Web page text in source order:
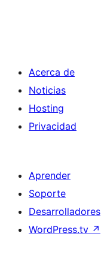
Acerca de
Noticias
Hosting
Privacidad
Aprender
Soporte
Desarrolladores
WordPress.tv ↗